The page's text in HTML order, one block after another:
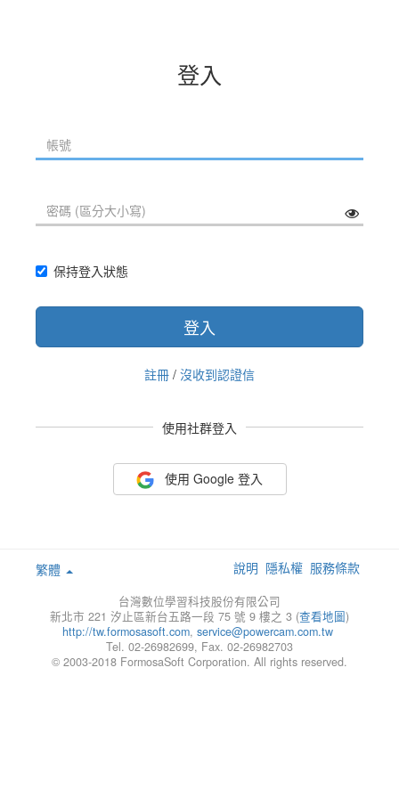
登入
保持登入狀態
登入
註冊 / 沒收到認證信
使用社群登入
使用 Google 登入
繁體 說明 隱私權 服務條款
台灣數位學習科技股份有限公司
新北市 221 汐止區新台五路一段 75 號 9 樓之 3 (查看地圖)
http://tw.formosasoft.com, service@powercam.com.tw
Tel. 02-26982699, Fax. 02-26982703
© 2003-2018 FormosaSoft Corporation. All rights reserved.